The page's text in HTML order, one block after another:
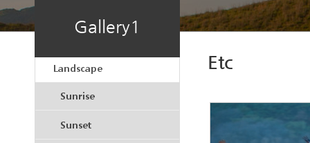
Gallery1
Landscape
Sunrise
Sunset
Etc